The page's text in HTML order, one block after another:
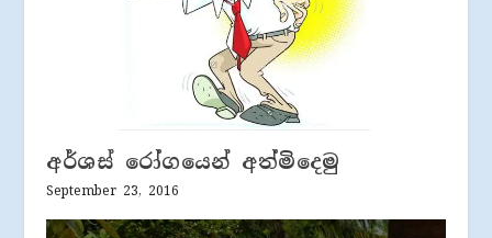
අර්ශස් රෝගයෙන් අත්මිදෙමු
September 23, 2016